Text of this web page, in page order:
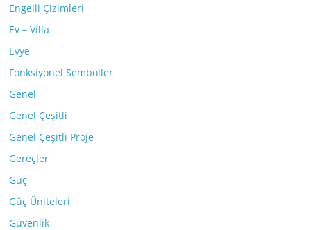
Engelli Çizimleri
Ev – Villa
Evye
Fonksiyonel Semboller
Genel
Genel Çeşitli
Genel Çeşitli Proje
Gereçler
Güç
Güç Üniteleri
Güvenlik